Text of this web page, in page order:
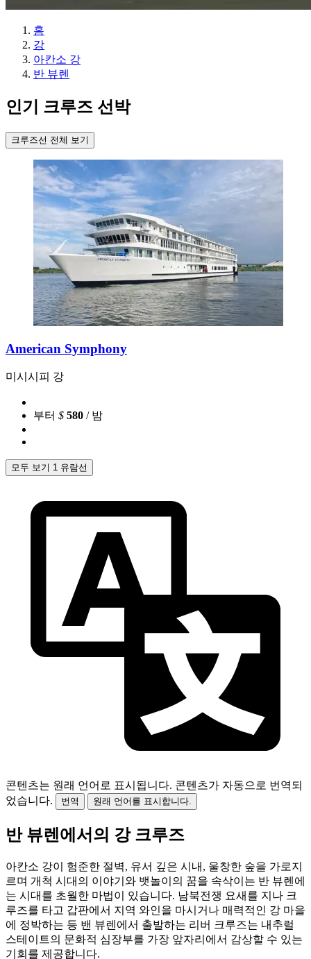
홈
강
아칸소 강
반 뷰렌
인기 크루즈 선박
크루즈선 전체 보기
American Symphony
미시시피 강
부터 $ 580 / 밤
모두 보기 1 유람선
콘텐츠는 원래 언어로 표시됩니다. 콘텐츠가 자동으로 번역되
었습니다.
번역 원래 언어를 표시합니다.
반 뷰렌에서의 강 크루즈
아칸소 강이 험준한 절벽, 유서 깊은 시내, 울창한 숲을 가로지
르며 개척 시대의 이야기와 뱃놀이의 꿈을 속삭이는 반 뷰렌에
는 시대를 초월한 마법이 있습니다. 남북전쟁 요새를 지나 크
루즈를 타고 갑판에서 지역 와인을 마시거나 매력적인 강 마을
에 정박하는 등 밴 뷰렌에서 출발하는 리버 크루즈는 내추럴
스테이트의 문화적 심장부를 가장 앞자리에서 감상할 수 있는
기회를 제공합니다.